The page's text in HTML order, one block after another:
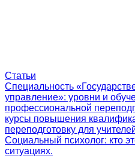
Статьи
Специальность
управление»: уровни и
профессиональной
курсы повышения
переподготовку для
Социальный психолог: кто
ситуациях.